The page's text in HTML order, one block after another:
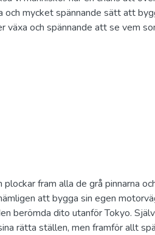
mycket spännande sätt att
växa och spännande att se vem
fram alla de grå pinnarna
att bygga sin egen
berömda dito utanför Tokyo.
rätta ställen, men framför allt